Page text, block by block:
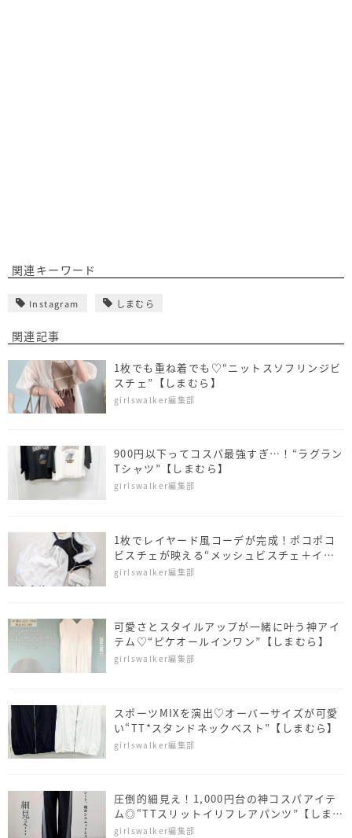
関連キーワード
Instagram しまむら
関連記事
1枚でも重ね着でも♡“ニットスソフリンジビ
スチェ”【しまむら】
girlswalker編集部
900円以下ってコスパ最強すぎ…！“ラグラン
Tシャツ”【しまむら】
girlswalker編集部
1枚でレイヤード風コーデが完成！ポコポコ
ビスチェが映える“メッシュビスチェ＋イン
ナーT”【しまむら】
girlswalker編集部
可愛さとスタイルアップが一緒に叶う神アイ
テム♡“ピケオールインワン”【しまむら】
girlswalker編集部
スポーツMIXを演出♡オーバーサイズが可愛
い“TT*スタンドネックベスト”【しまむら】
girlswalker編集部
圧倒的細見え！1,000円台の神コスパアイテ
ム◎“TTスリットイリフレアパンツ”【しまむ
ら】
girlswalker編集部